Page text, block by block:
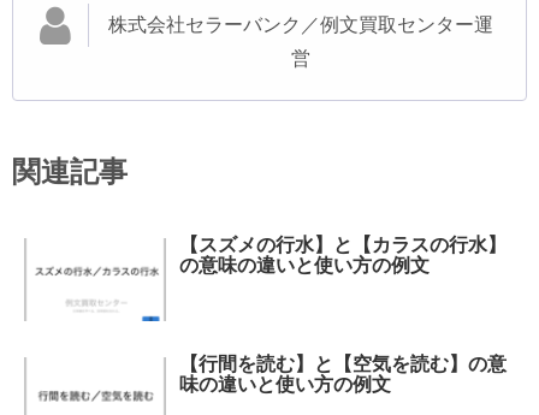
株式会社セラーバンク／例文買取センター運
営
関連記事
【スズメの行水】と【カラスの行水】
の意味の違いと使い方の例文
【行間を読む】と【空気を読む】の意
味の違いと使い方の例文